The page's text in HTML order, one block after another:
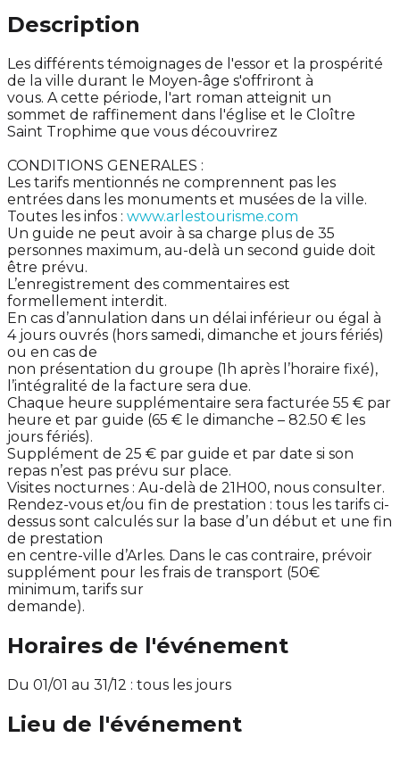
Description
Les différents témoignages de l'essor et la prospérité
de la ville durant le Moyen-âge s'offriront à
vous. A cette période, l'art roman atteignit un
sommet de raffinement dans l'église et le Cloître
Saint Trophime que vous découvrirez
CONDITIONS GENERALES :
Les tarifs mentionnés ne comprennent pas les
entrées dans les monuments et musées de la ville.
Toutes les infos : www.arlestourisme.com
Un guide ne peut avoir à sa charge plus de 35
personnes maximum, au-delà un second guide doit
être prévu.
L’enregistrement des commentaires est
formellement interdit.
En cas d’annulation dans un délai inférieur ou égal à
4 jours ouvrés (hors samedi, dimanche et jours fériés)
ou en cas de
non présentation du groupe (1h après l’horaire fixé),
l’intégralité de la facture sera due.
Chaque heure supplémentaire sera facturée 55 € par
heure et par guide (65 € le dimanche – 82.50 € les
jours fériés).
Supplément de 25 € par guide et par date si son
repas n’est pas prévu sur place.
Visites nocturnes : Au-delà de 21H00, nous consulter.
Rendez-vous et/ou fin de prestation : tous les tarifs ci-
dessus sont calculés sur la base d’un début et une fin
de prestation
en centre-ville d’Arles. Dans le cas contraire, prévoir
supplément pour les frais de transport (50€
minimum, tarifs sur
demande).
Horaires de l'événement
Du 01/01 au 31/12 : tous les jours
Lieu de l'événement